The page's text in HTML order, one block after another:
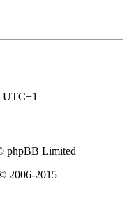
UTC+1
phpBB Limited
2006-2015